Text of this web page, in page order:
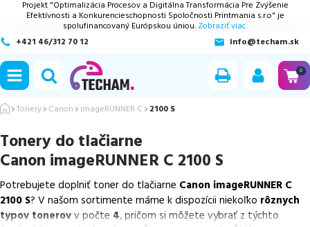
Projekt "Optimalizácia Procesov a Digitálna Transformácia Pre Zvýšenie
Efektívnosti a Konkurencieschopnosti Spoločnosti Printmania s.r.o" je
spolufinancovaný Európskou úniou. Zobraziť viac.
+421 46/312 70 12
info@techam.sk
0
Tonery Canon imageRUNNER C 2100 S
Tonery do tlačiarne
Canon imageRUNNER C 2100 S
Potrebujete doplniť toner do tlačiarne Canon imageRUNNER C
2100 S? V našom sortimente máme k dispozícii niekoľko rôznych
typov tonerovv počte 4, pričom si môžete vybrať z týchto